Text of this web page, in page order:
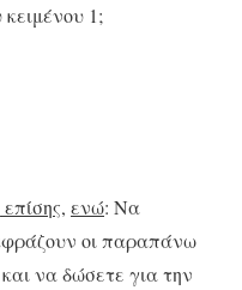
1;
ενώ: Να
οι παραπάνω
να δώσετε για την